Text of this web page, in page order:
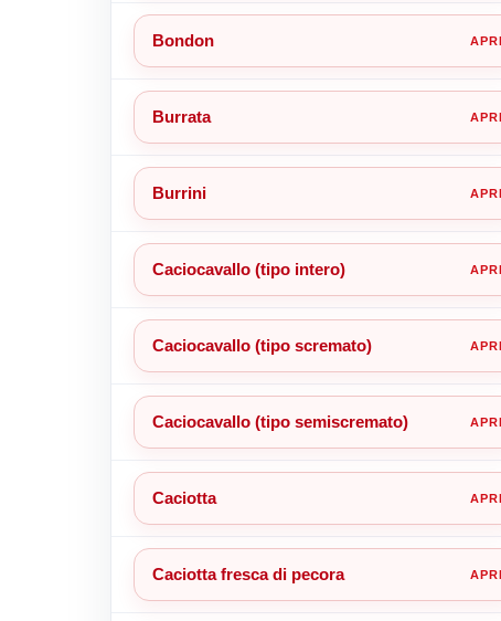
Bondon
Burrata
Burrini
Caciocavallo (tipo intero)
Caciocavallo (tipo scremato)
Caciocavallo (tipo semiscremato)
Caciotta
Caciotta fresca di pecora